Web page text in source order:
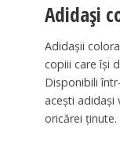
Adidași
Adidașii
copiii care își
Disponibili
acești adidași
oricărei ținute.